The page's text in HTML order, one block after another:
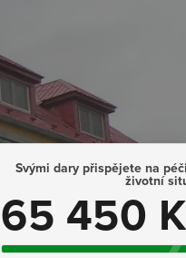
Svými dary přispějete na
životní
65 450